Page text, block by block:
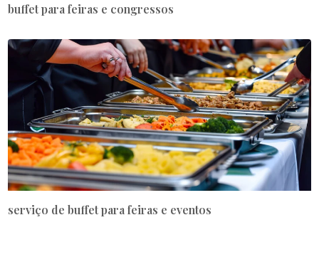
buffet para feiras e congressos
serviço de buffet para feiras e eventos